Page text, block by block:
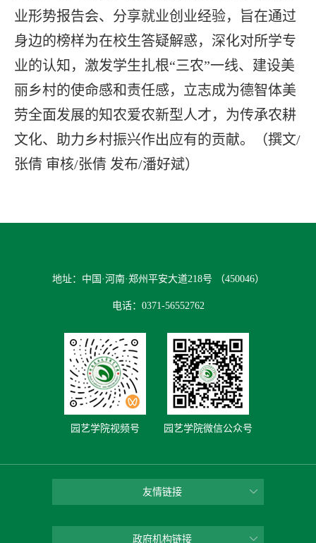
业形势报告会、分享就业创业经验，旨在通过
身边的榜样为在校生答疑解惑，深化对所学专
业的认知，激发学生扎根“三农”一线、建设美
丽乡村的使命感和责任感，立志成为德智体美
劳全面发展的知农爱农新型人才，为传承农耕
文化、助力乡村振兴作出应有的贡献。
（撰文/
张倩 审核/张倩 发布/潘好斌）
地址：中国·河南·郑州平安大道218号 （450046）
电话：0371-56552762
园艺学院视频号 园艺学院微信公众号
友情链接
政府机构链接